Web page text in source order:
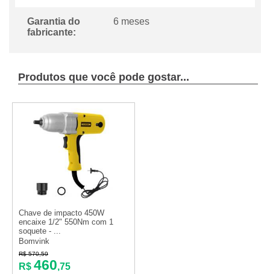
Garantia do
fabricante:
6 meses
Produtos que você pode gostar...
Chave de impacto 450W
encaixe 1/2" 550Nm com 1
soquete - ...
Bomvink
R$ 570,59
R$ 460,75